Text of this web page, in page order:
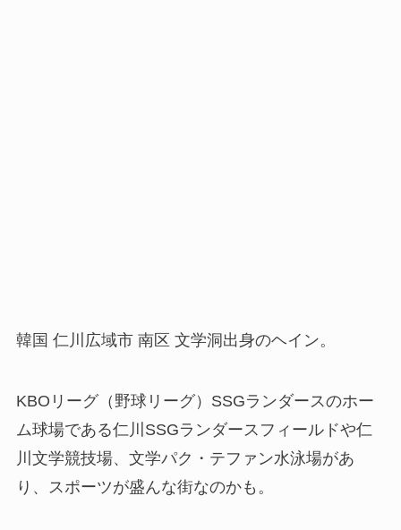
韓国 仁川広域市 南区 文学洞出身のヘイン。
KBOリーグ（野球リーグ）SSGランダースのホー
ム球場である仁川SSGランダースフィールドや仁
川文学競技場、文学パク・テファン水泳場があ
り、スポーツが盛んな街なのかも。